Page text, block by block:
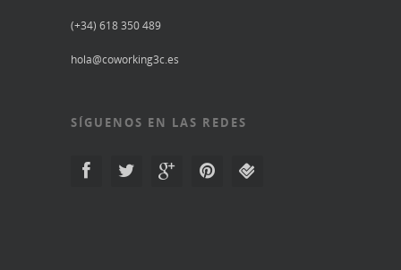
(+34) 618 350 489
hola@coworking3c.es
SÍGUENOS EN LAS REDES